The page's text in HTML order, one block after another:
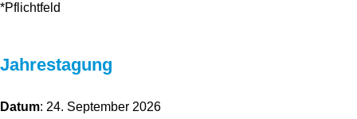
*Pflichtfeld
Jahrestagung
Datum: 24. September 2026